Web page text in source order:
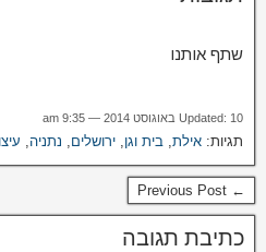
שתף אותנו
Updated: 10 באוגוסט 2014 — 9:35 am
תגיות: אילת, בית וגן, ירושלים, נתניה,
← Previous Post
כתיבת תגובה